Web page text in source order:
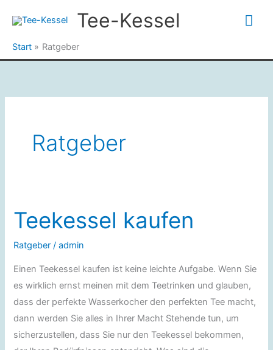
Inhalt
Tee-Kessel
Start Ratgeber
Ratgeber
Teekessel kaufen
Ratgeber /admin
Einen Teekessel kaufen ist keine leichte Aufgabe. Wenn Sie
es wirklich ernst meinen mit dem Teetrinken und glauben,
dass der perfekte Wasserkocher den perfekten Tee macht,
dann werden Sie alles in Ihrer Macht Stehende tun, um
sicherzustellen, dass Sie nur den Teekessel bekommen,